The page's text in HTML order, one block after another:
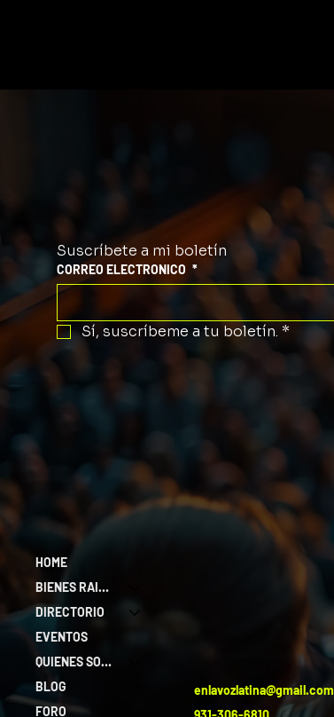
Suscríbete a mi boletín
CORREO ELECTRONICO *
Sí, suscríbeme a tu boletín. *
HOME
BIENES RAICES
DIRECTORIO
EVENTOS
QUIENES SOMOS
BLOG
FORO
enlavozlatina@gmail.com